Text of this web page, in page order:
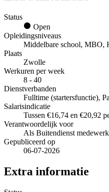
Status
Open
Opleidingsniveaus
Middelbare school, MBO,
Plaats
Zwolle
Werkuren per week
8 - 40
Dienstverbanden
Fulltime (startersfunctie),
Salarisindicatie
Tussen €16,74 en €20,92
Verantwoordelijk voor
Als Buitendienst
Gepubliceerd op
06-07-2026
Extra informatie